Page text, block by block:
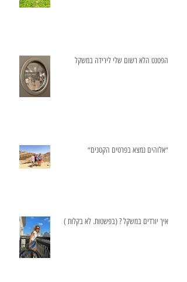
הפטנט הלא רשום שלי לירידה במשקל
״אלוהים נמצא בפרטים הקטנים״
איך יורדים במשקל ? (בפשטות. לא בקלות )